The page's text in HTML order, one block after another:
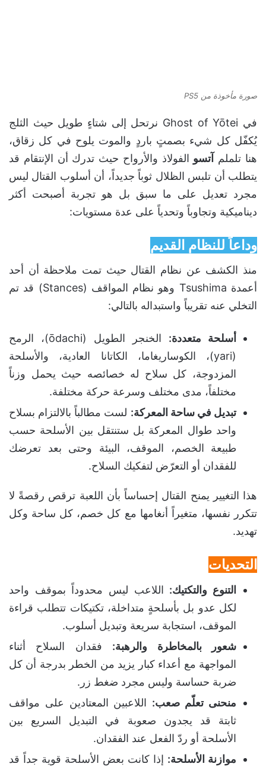
صورة مأخوذة من PS5
في Ghost of Yōtei نرتحل إلى شتاءٍ طويل حيث الثلج
يُكفّل كل شيء بصمتٍ باردٍ والموت يلوح في كل زقاق،
هنا تلملم آتسو الفولاذ والأرواح حيث تدرك أن الإنتقام قد
يتطلب أن تلبس الظلال ثوباً جديداً، أن أسلوب القتال ليس
مجرد تعديل على ما سبق بل هو تجربة أصبحت أكثر
ديناميكية وتجاوباً وتحدياً على عدة مستويات:
وداعاً للنظام القديم
منذ الكشف عن نظام القتال حيث تمت ملاحظة أن أحد
أعمدة Tsushima وهو نظام المواقف (Stances) قد تم
التخلي عنه تقريباً واستبداله بالتالي:
أسلحة متعددة:
الخنجر الطويل (ōdachi)، الرمح
(yari)، الكوساريغاما، الكاتانا العادية، والأسلحة
المزدوجة، كل سلاح له خصائصه حيث يحمل وزناً
مختلفاً، مدى مختلف وسرعة حركة مختلفة.
تبديل في ساحة المعركة: لست مطالباً بالالتزام بسلاح
واحد طوال المعركة بل ستنتقل بين الأسلحة حسب
طبيعة الخصم، الموقف، البيئة وحتى بعد تعرضك
للفقدان أو التعرّض لتفكيك السلاح.
هذا التغيير يمنح القتال إحساساً بأن اللعبة ترقص رقصةً لا
تتكرر نفسها، متغيراً أنغامها مع كل خصم، كل ساحة وكل
تهديد.
التحديات
التنوع والتكتيك: اللاعب ليس محدوداً بموقف واحد
لكل عدو بل بأسلحةٍ متداخلة، تكتيكات تتطلب قراءة
الموقف، استجابة سريعة وتبديل أسلوب.
شعور بالمخاطرة والرهبة: فقدان السلاح أثناء
المواجهة مع أعداء كبار يزيد من الخطر بدرجة أن كل
ضربة حساسة وليس مجرد ضغط زر.
منحنى تعلّم صعب: اللاعبين المعتادين على مواقف
ثابتة قد يجدون صعوبة في التبديل السريع بين
الأسلحة أو ردّ الفعل عند الفقدان.
موازنة الأسلحة: إذا كانت بعض الأسلحة قوية جداً قد